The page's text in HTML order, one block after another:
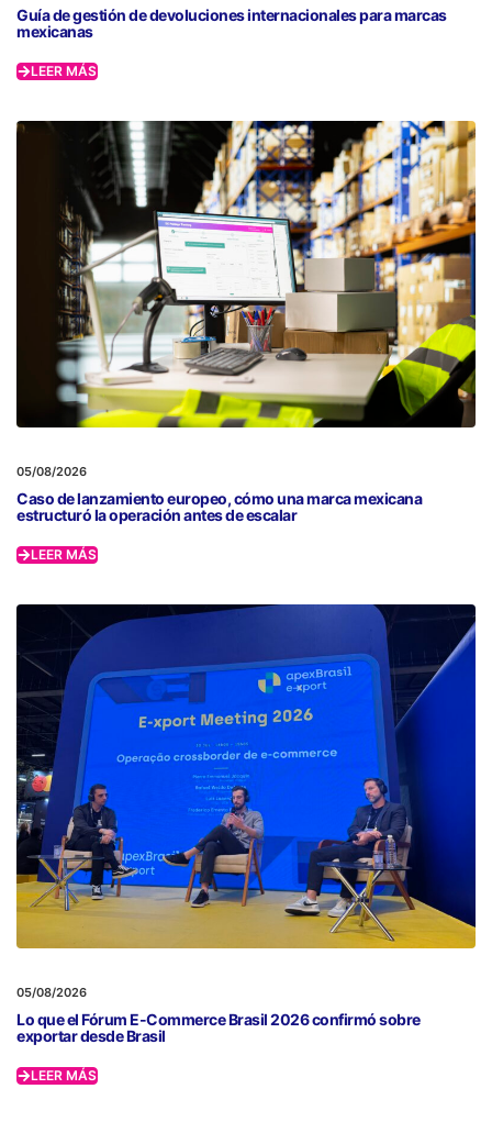
Guía de gestión de devoluciones internacionales para marcas
mexicanas
LEER MÁS
05/08/2026
Caso de lanzamiento europeo, cómo una marca mexicana
estructuró la operación antes de escalar
LEER MÁS
05/08/2026
Lo que el Fórum E-Commerce Brasil 2026 confirmó sobre
exportar desde Brasil
LEER MÁS